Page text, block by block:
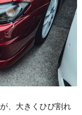
、大きくひび割れ